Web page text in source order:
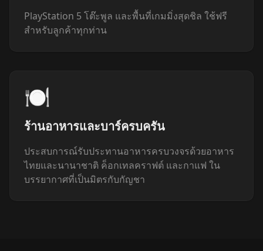
PlayStation 5 โต๊ะพูล และพื้นที่เกมมิ่งสุดชิล ใช้ฟรี
สำหรับลูกค้าทุกท่าน
🍽️
ร้านอาหารและบาร์ครบครัน
ประสบการณ์รับประทานอาหารครบวงจรด้วยอาหาร
ไทยและนานาชาติ ค็อกเทลคราฟต์ และกาแฟ ใน
บรรยากาศที่เป็นมิตรกับกัญชา